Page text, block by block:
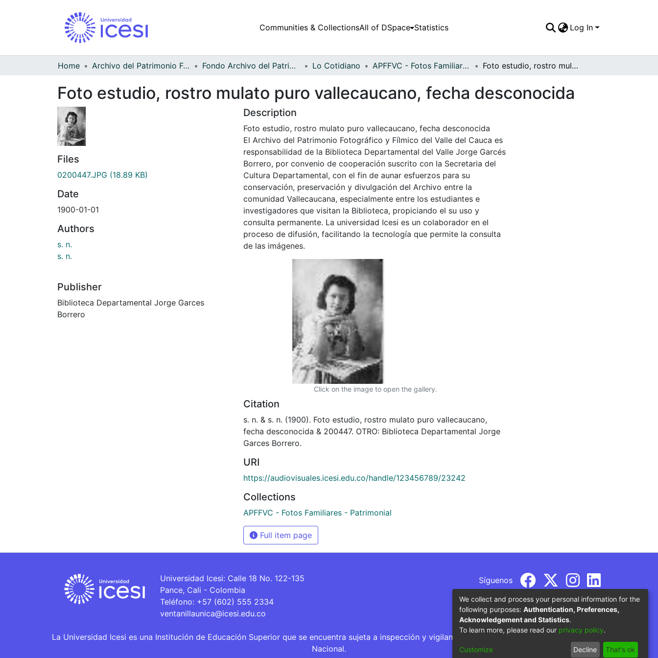
Communities & CollectionsAll of DSpace Statistics Log In
Home Archivo del Patrimonio Fotográfico y Fílmico del Valle del Cauca Fondo Archivo del Patrimonio Fotográfico y Fílmico del Valle del Cauca Lo Cotidiano APFFVC - Fotos Familiares - Patrimonial Foto estudio, rostro mulato puro vallecaucano, fecha desconocida
Foto estudio, rostro mulato puro vallecaucano, fecha desconocida
Files
0200447.JPG (18.89 KB)
Date
1900-01-01
Authors
s. n.
s. n.
Publisher
Biblioteca Departamental Jorge Garces
Borrero
Description
Foto estudio, rostro mulato puro vallecaucano, fecha desconocida
El Archivo del Patrimonio Fotográfico y Fílmico del Valle del Cauca es
responsabilidad de la Biblioteca Departamental del Valle Jorge Garcés
Borrero, por convenio de cooperación suscrito con la Secretaria del
Cultura Departamental, con el fin de aunar esfuerzos para su
conservación, preservación y divulgación del Archivo entre la
comunidad Vallecaucana, especialmente entre los estudiantes e
investigadores que visitan la Biblioteca, propiciando el su uso y
consulta permanente. La universidad Icesi es un colaborador en el
proceso de difusión, facilitando la tecnología que permite la consulta
de las imágenes.
Click on the image to open the gallery.
Citation
s. n. & s. n. (1900). Foto estudio, rostro mulato puro vallecaucano,
fecha desconocida & 200447. OTRO: Biblioteca Departamental Jorge
Garces Borrero.
URI
https://audiovisuales.icesi.edu.co/handle/123456789/23242
Collections
APFFVC - Fotos Familiares - Patrimonial
Full item page
Universidad Icesi: Calle 18 No. 122-135
Pance, Cali - Colombia
Teléfono: +57 (602) 555 2334
ventanillaunica@icesi.edu.co
Síguenos
La Universidad Icesi es una Institución de Educación Superior que se encuentra sujeta a inspección y vigilancia por parte del Ministerio de Educación
Nacional.
We collect and process your personal information for the
following purposes: Authentication, Preferences,
Acknowledgement and Statistics.
To learn more, please read our privacy policy.
Customize Decline That's ok